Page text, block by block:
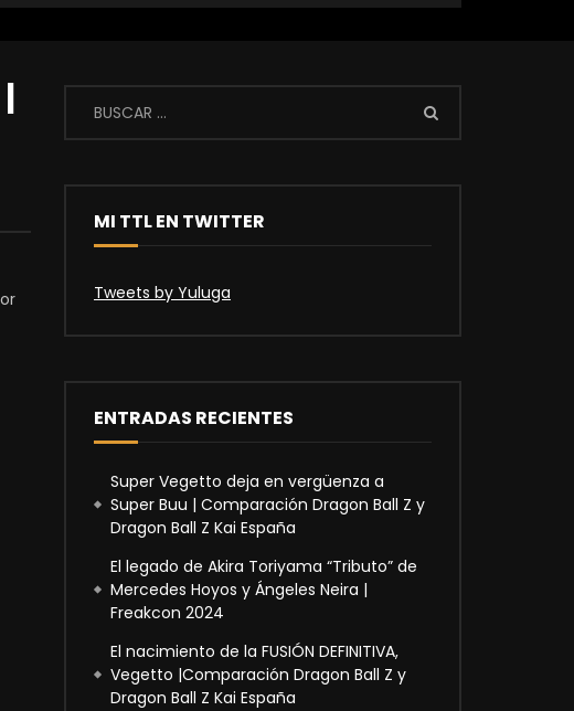
MI TTL EN TWITTER
Tweets by Yuluga
ENTRADAS RECIENTES
Super Vegetto deja en vergüenza a
Super Buu | Comparación Dragon Ball Z y
Dragon Ball Z Kai España
El legado de Akira Toriyama “Tributo” de
Mercedes Hoyos y Ángeles Neira |
Freakcon 2024
El nacimiento de la FUSIÓN DEFINITIVA,
Vegetto |Comparación Dragon Ball Z y
Dragon Ball Z Kai España